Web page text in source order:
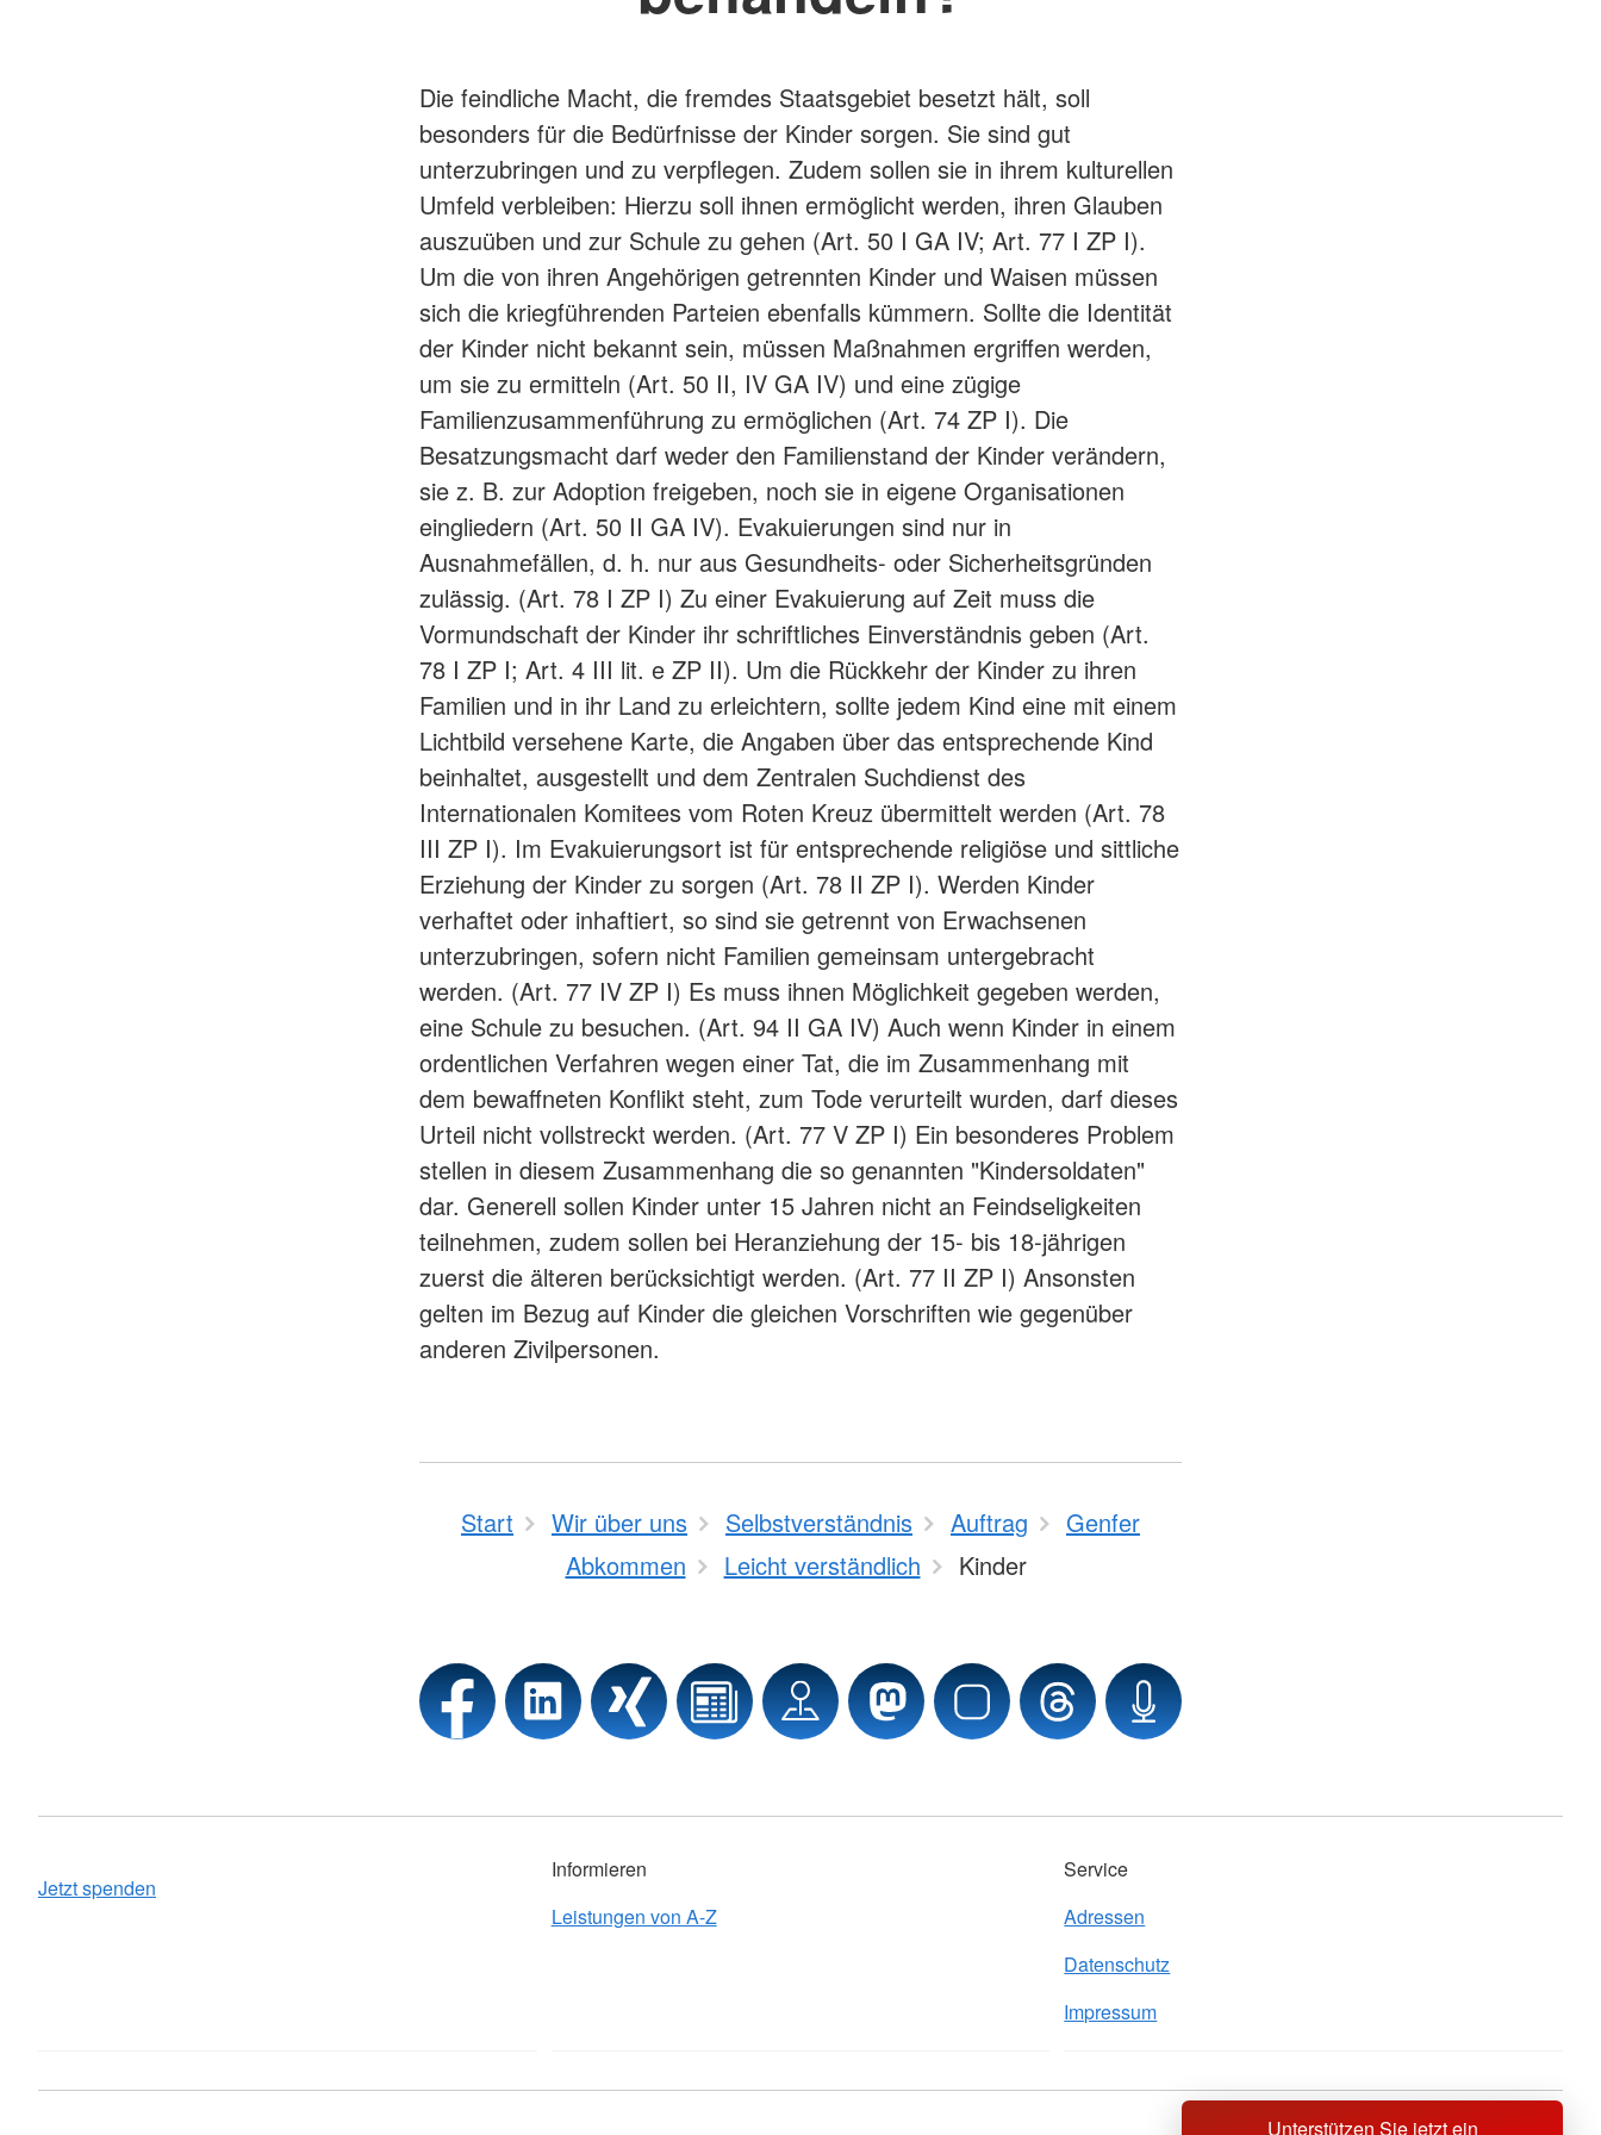
Die feindliche Macht, die fremdes Staatsgebiet besetzt hält, soll
besonders für die Bedürfnisse der Kinder sorgen. Sie sind gut
unterzubringen und zu verpflegen. Zudem sollen sie in ihrem kulturellen
Umfeld verbleiben: Hierzu soll ihnen ermöglicht werden, ihren Glauben
auszuüben und zur Schule zu gehen (Art. 50 I GA IV; Art. 77 I ZP I).
Um die von ihren Angehörigen getrennten Kinder und Waisen müssen
sich die kriegführenden Parteien ebenfalls kümmern. Sollte die Identität
der Kinder nicht bekannt sein, müssen Maßnahmen ergriffen werden,
um sie zu ermitteln (Art. 50 II, IV GA IV) und eine zügige
Familienzusammenführung zu ermöglichen (Art. 74 ZP I). Die
Besatzungsmacht darf weder den Familienstand der Kinder verändern,
sie z. B. zur Adoption freigeben, noch sie in eigene Organisationen
eingliedern (Art. 50 II GA IV). Evakuierungen sind nur in
Ausnahmefällen, d. h. nur aus Gesundheits- oder Sicherheitsgründen
zulässig. (Art. 78 I ZP I) Zu einer Evakuierung auf Zeit muss die
Vormundschaft der Kinder ihr schriftliches Einverständnis geben (Art.
78 I ZP I; Art. 4 III lit. e ZP II). Um die Rückkehr der Kinder zu ihren
Familien und in ihr Land zu erleichtern, sollte jedem Kind eine mit einem
Lichtbild versehene Karte, die Angaben über das entsprechende Kind
beinhaltet, ausgestellt und dem Zentralen Suchdienst des
Internationalen Komitees vom Roten Kreuz übermittelt werden (Art. 78
III ZP I). Im Evakuierungsort ist für entsprechende religiöse und sittliche
Erziehung der Kinder zu sorgen (Art. 78 II ZP I). Werden Kinder
verhaftet oder inhaftiert, so sind sie getrennt von Erwachsenen
unterzubringen, sofern nicht Familien gemeinsam untergebracht
werden. (Art. 77 IV ZP I) Es muss ihnen Möglichkeit gegeben werden,
eine Schule zu besuchen. (Art. 94 II GA IV) Auch wenn Kinder in einem
ordentlichen Verfahren wegen einer Tat, die im Zusammenhang mit
dem bewaffneten Konflikt steht, zum Tode verurteilt wurden, darf dieses
Urteil nicht vollstreckt werden. (Art. 77 V ZP I) Ein besonderes Problem
stellen in diesem Zusammenhang die so genannten "Kindersoldaten"
dar. Generell sollen Kinder unter 15 Jahren nicht an Feindseligkeiten
teilnehmen, zudem sollen bei Heranziehung der 15- bis 18-jährigen
zuerst die älteren berücksichtigt werden. (Art. 77 II ZP I) Ansonsten
gelten im Bezug auf Kinder die gleichen Vorschriften wie gegenüber
anderen Zivilpersonen.
Unterstützen Sie jetzt ein
Start Wir über uns Selbstverständnis Auftrag
Genfer
Abkommen
Leicht verständlich Kinder
Jetzt spenden
Informieren
Leistungen von A-Z
Service
Adressen
Datenschutz
Impressum